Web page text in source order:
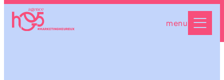
contenu
menu